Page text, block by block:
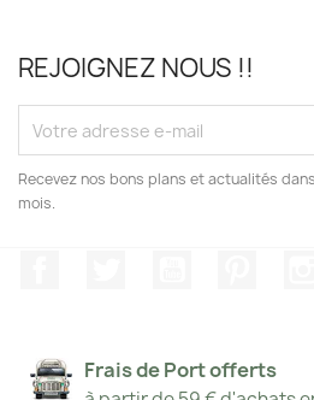
REJOIGNEZ NOUS !!
Recevez nos bons plans et actualités
mois.
Frais de Port offerts